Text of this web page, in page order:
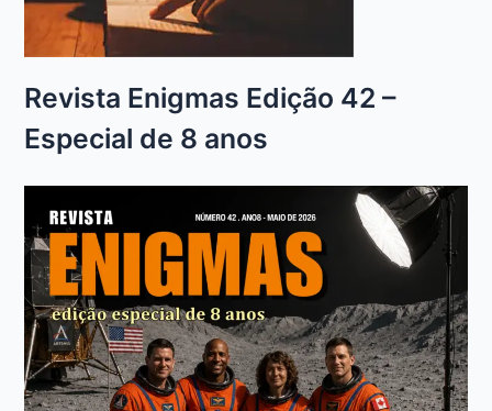
Revista Enigmas Edição 42 –
Especial de 8 anos